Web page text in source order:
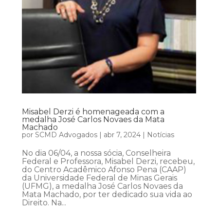
Misabel Derzi é homenageada com a
medalha José Carlos Novaes da Mata
Machado
por SCMD Advogados| abr 7, 2024| Notícias
No dia 06/04, a nossa sócia, Conselheira
Federal e Professora, Misabel Derzi, recebeu,
do Centro Acadêmico Afonso Pena (CAAP)
da Universidade Federal de Minas Gerais
(UFMG), a medalha José Carlos Novaes da
Mata Machado, por ter dedicado sua vida ao
Direito. Na...